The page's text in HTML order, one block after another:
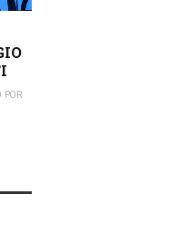
POR